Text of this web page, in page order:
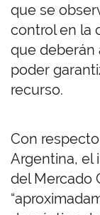
que se
control en la
que deberán
poder
recurso.
Con
Argentina, el
del Mercado